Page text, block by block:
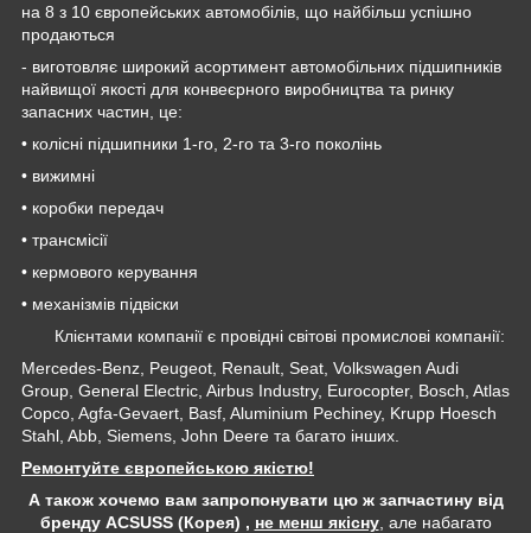
на 8 з 10 європейських автомобілів, що найбільш успішно
продаються
- виготовляє широкий асортимент автомобільних підшипників
найвищої якості для конвеєрного виробництва та ринку
запасних частин, це:
• колісні підшипники 1-го, 2-го та 3-го поколінь
• вижимні
• коробки передач
• трансмісії
• кермового керування
• механізмів підвіски
Клієнтами компанії є провідні світові промислові компанії:
Mercedes-Benz, Peugeot, Renault, Seat, Volkswagen Audi
Group, General Electric, Airbus Industry, Eurocopter, Bosch, Atlas
Copco, Agfa-Gevaert, Basf, Aluminium Pechiney, Krupp Hoesch
Stahl, Abb, Siemens, John Deere та багато інших.
Ремонтуйте європейською якістю!
А також хочемо вам запропонувати цю ж запчастину від
бренду ACSUSS (Корея) , не менш якісну, але набагато